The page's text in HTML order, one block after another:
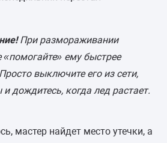
При размораживании
«помогайте» ему быстрее
выключите его из сети,
дождитесь, когда лед растает.
мастер найдет место утечки, а